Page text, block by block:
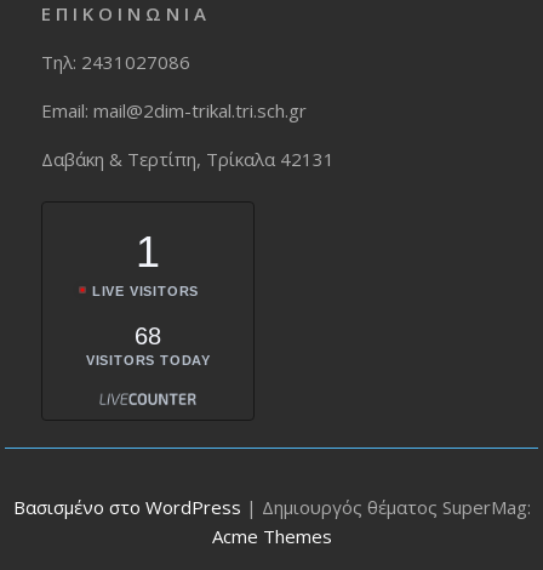
Ε Π Ι Κ Ο Ι Ν Ω Ν Ι Α
Τηλ: 2431027086
Εmail: mail@2dim-trikal.tri.sch.gr
Δαβάκη & Τερτίπη, Τρίκαλα 42131
1
LIVE VISITORS
68
VISITORS TODAY
Βασισμένο στο WordPress | Δημιουργός θέματος SuperMag:
Acme Themes